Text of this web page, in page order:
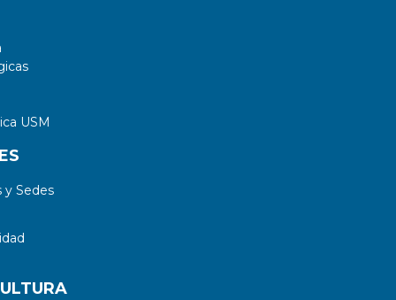
USM
Sedes